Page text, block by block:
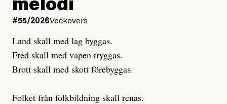
Uppdaterad7 August, 2026
Uppdaterad3 August, 2026
melodi
#55/2026Veckovers
Land skall med lag byggas.
Fred skall med vapen tryggas.
Brott skall med skott förebyggas.
Folket från folkbildning skall renas.